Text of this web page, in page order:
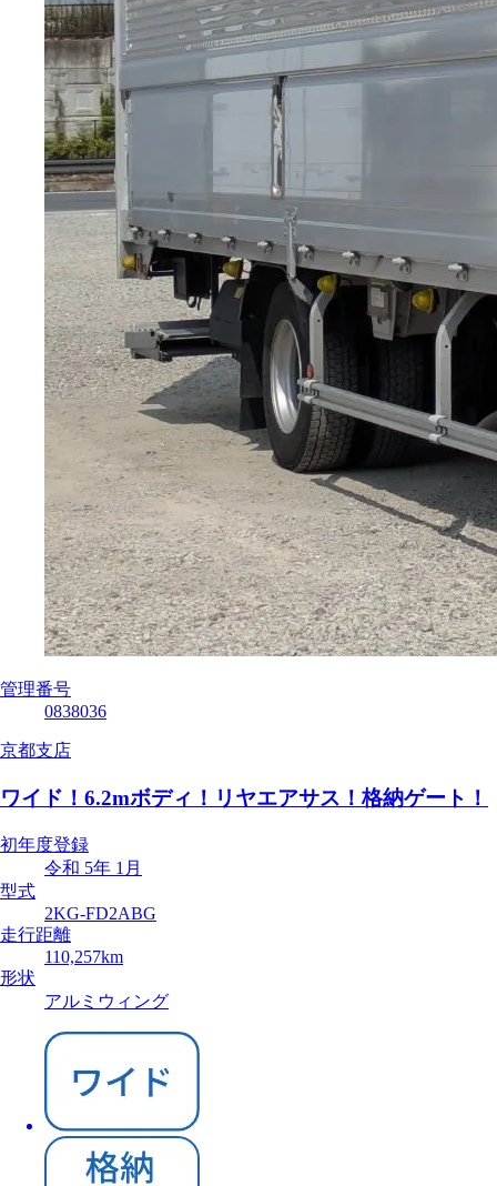
管理番号
0838036
京都支店
ワイド！6.2mボディ！リヤエアサス！格納ゲート！
初年度登録
令和 5年 1月
型式
2KG-FD2ABG
走行距離
110,257km
形状
アルミウィング